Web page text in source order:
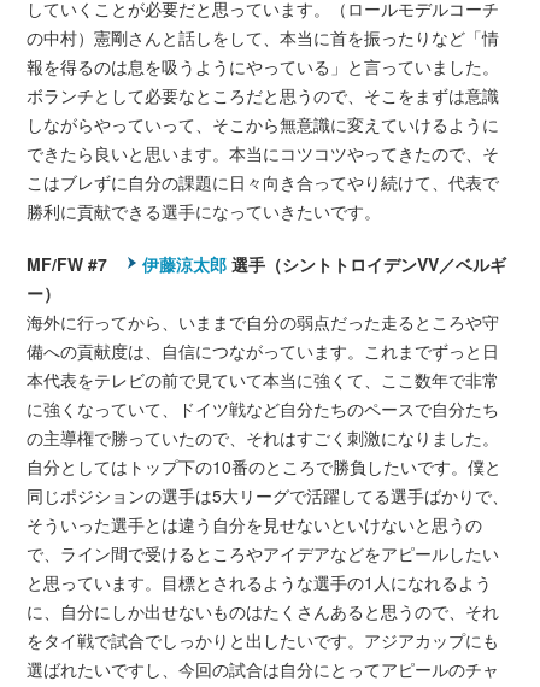
していくことが必要だと思っています。（ロールモデルコーチ
の中村）憲剛さんと話しをして、本当に首を振ったりなど「情
報を得るのは息を吸うようにやっている」と言っていました。
ボランチとして必要なところだと思うので、そこをまずは意識
しながらやっていって、そこから無意識に変えていけるように
できたら良いと思います。本当にコツコツやってきたので、そ
こはブレずに自分の課題に日々向き合ってやり続けて、代表で
勝利に貢献できる選手になっていきたいです。
MF/FW #7 伊藤涼太郎 選手（シントトロイデンVV／ベルギ
ー）
海外に行ってから、いままで自分の弱点だった走るところや守
備への貢献度は、自信につながっています。これまでずっと日
本代表をテレビの前で見ていて本当に強くて、ここ数年で非常
に強くなっていて、ドイツ戦など自分たちのペースで自分たち
の主導権で勝っていたので、それはすごく刺激になりました。
自分としてはトップ下の10番のところで勝負したいです。僕と
同じポジションの選手は5大リーグで活躍してる選手ばかりで、
そういった選手とは違う自分を見せないといけないと思うの
で、ライン間で受けるところやアイデアなどをアピールしたい
と思っています。目標とされるような選手の1人になれるよう
に、自分にしか出せないものはたくさんあると思うので、それ
をタイ戦で試合でしっかりと出したいです。アジアカップにも
選ばれたいですし、今回の試合は自分にとってアピールのチャ